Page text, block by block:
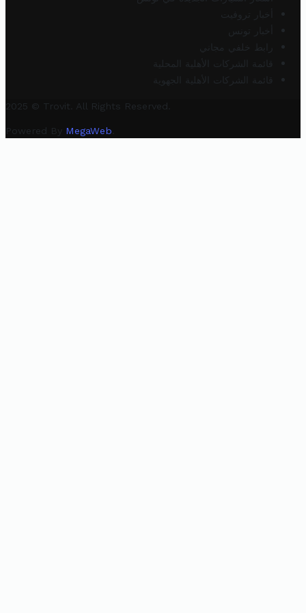
أخبار تروفيت
أخبار تونس
رابط خلفي مجاني
قائمة الشركات الأهلية المحلية
قائمة الشركات الأهلية الجهوية
2025 © Trovit. All Rights Reserved.
Powered By MegaWeb